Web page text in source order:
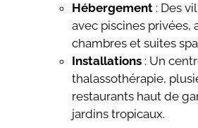
Hébergement : Des
avec piscines privées,
chambres et suites
Installations : Un
thalassothérapie,
restaurants haut de
jardins tropicaux.